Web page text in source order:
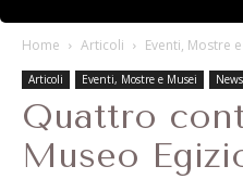
Home Articoli Eventi, Mostre
Articoli Eventi, Mostre e Musei News
Quattro
Museo